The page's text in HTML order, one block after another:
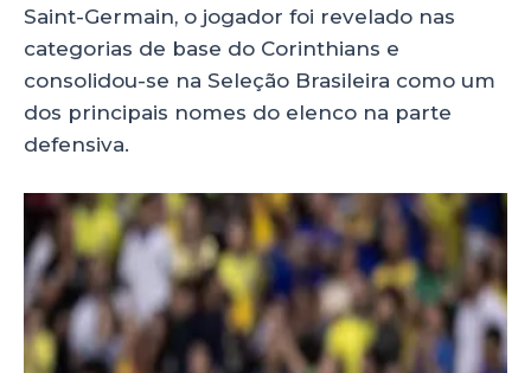
Saint-Germain, o jogador foi revelado nas
categorias de base do Corinthians e
consolidou-se na Seleção Brasileira como um
dos principais nomes do elenco na parte
defensiva.